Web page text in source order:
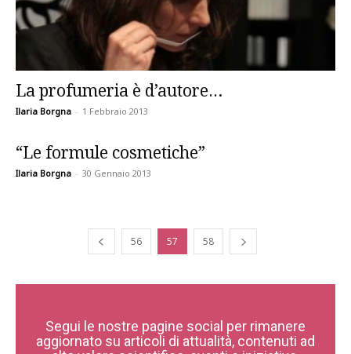
La profumeria è d’autore…
Ilaria Borgna - 1 Febbraio 2013
“Le formule cosmetiche”
Ilaria Borgna - 30 Gennaio 2013
56 57 58
Segui le nostre pagine social per rimanere
aggiornato su articoli di attualità, contenuti ad